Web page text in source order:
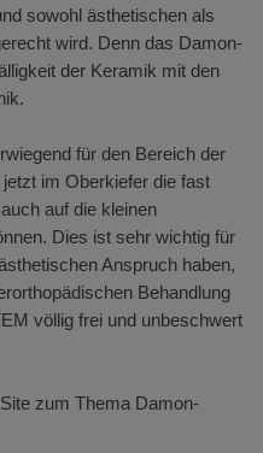
sowohl ästhetischen als
wird. Denn das Damon-
der Keramik mit den
für den Bereich der
im Oberkiefer die fast
auf die kleinen
Dies ist sehr wichtig für
Anspruch haben,
Behandlung
völlig frei und unbeschwert
zum Thema Damon-